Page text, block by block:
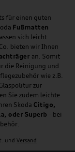
für einen guten
Fußmatten
sich leicht
bieten wir Ihnen
an. Somit
die Reinigung und
wie z.B.
zur
Sie zudem leichte
Skoda Citigo,
oder Superb - bei
und Versand